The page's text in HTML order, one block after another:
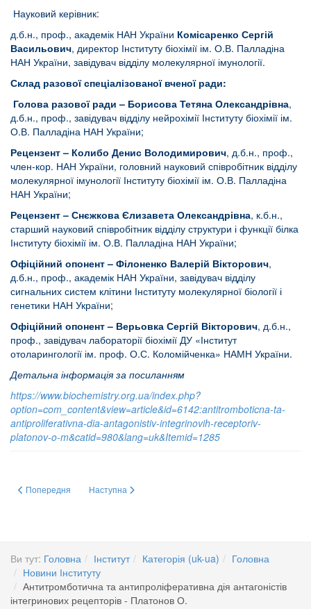
Науковий керівник:
д.б.н., проф., академік НАН України Комісаренко Сергій
Васильович, директор Інституту біохімії ім. О.В. Палладіна
НАН України, завідувач відділу молекулярної імунології.
Склад разової спеціалізованої вченої ради:
Голова разової ради – Борисова Тетяна Олександрівна,
д.б.н., проф., завідувач відділу нейрохімії Інституту біохімії ім.
О.В. Палладіна НАН України;
Рецензент – Колибо Денис Володимирович, д.б.н., проф.,
член-кор. НАН України, головний науковий співробітник відділу
молекулярної імунології Інституту біохімії ім. О.В. Палладіна
НАН України;
Рецензент – Снєжкова Єлизавета Олександрівна, к.б.н.,
старший науковий співробітник відділу структури і функції білка
Інституту біохімії ім. О.В. Палладіна НАН України;
Офіційний опонент – Філоненко Валерій Вікторович,
д.б.н., проф., академік НАН України, завідувач відділу
сигнальних систем клітини Інституту молекулярної біології і
генетики НАН України;
Офіційний опонент – Верьовка Сергій Вікторович, д.б.н.,
проф., завідувач лабораторії біохімії ДУ «Інститут
отоларингології ім. проф. О.С. Коломійченка» НАМН України.
Детальна інформація за посиланням
https://www.biochemistry.org.ua/index.php?
option=com_content&view=article&id=6142:antitromboticna-ta-
antiproliferativna-dia-antagonistiv-integrinovih-receptoriv-
platonov-o-m&catid=980&lang=uk&Itemid=1285
Попередня стаття: Дослідження структури та функцій αС-регіонів та
Попередня Наступна стаття: Пресреліз - Шлях до Антарктики
Наступна
Ви тут: Головна Інститут Категорія (uk-ua)
Головна
Новини Інституту
Антитромботична та антипроліферативна дія антагоністів
інтегринових рецепторів - Платонов О.